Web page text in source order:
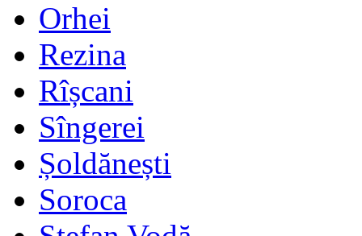
Orhei
Rezina
Rîșcani
Sîngerei
Șoldănești
Soroca